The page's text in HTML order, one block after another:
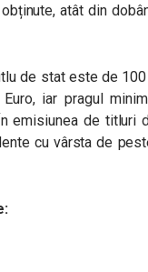
atât din
de stat este de
Euro, iar pragul
emisiunea de titluri
cu vârsta de